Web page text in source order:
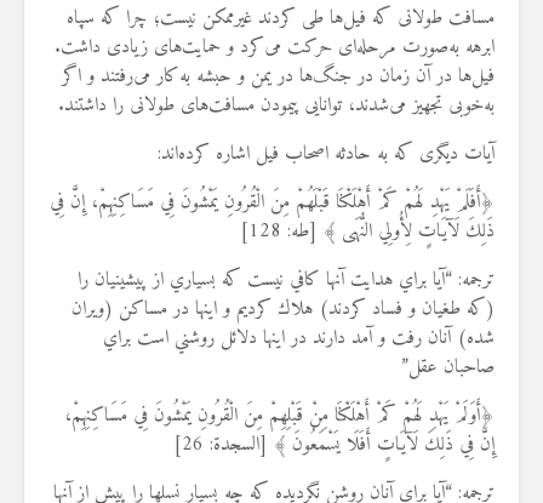
مسافت طولانی که فیل‌ها طی کردند غیرممکن نیست؛ چرا که سپاه
ابرهه به‌صورت مرحله‌ای حرکت می‌کرد و حمایت‌های زیادی داشت.
فیل‌ها در آن زمان در جنگ‌ها در یمن و حبشه به‌کار می‌رفتند و اگر
به‌خوبی تجهیز می‌شدند، توانایی پیمودن مسافت‌های طولانی را داشتند.
آیات دیگری که به حادثه اصحاب فیل اشاره کرده‌اند:
﴿أَفَلَمْ يَهْدِ لَهُمْ كَمْ أَهْلَكْنَا ‌قَبْلَهُمْ ‌مِنَ ‌الْقُرُونِ يَمْشُونَ فِي مَسَاكِنِهِمْ، إِنَّ فِي
ذَلِكَ لَآيَاتٍ لِأُولِي النُّهَى ﴾ [طه: 128]
ترجمه: “آيا براي هدايت آنها كافي نيست كه بسياري از پيشينيان را
(كه طغيان و فساد كردند) هلاك كرديم و اينها در مساكن (ويران
شده) آنان رفت و آمد دارند در اينها دلائل روشني است براي
صاحبان عقل”
﴿أَوَلَمْ يَهْدِ لَهُمْ كَمْ أَهْلَكْنَا مِنْ ‌قَبْلِهِمْ ‌مِنَ ‌الْقُرُونِ يَمْشُونَ فِي مَسَاكِنِهِمْ،
إِنَّ فِي ذَلِكَ لَآيَاتٍ أَفَلَا يَسْمَعُونَ ﴾ [السجدة: 26]
ترجمه: “آيا براى آنان روشن نگرديده كه چه بسيار نسلها را پيش از آنها